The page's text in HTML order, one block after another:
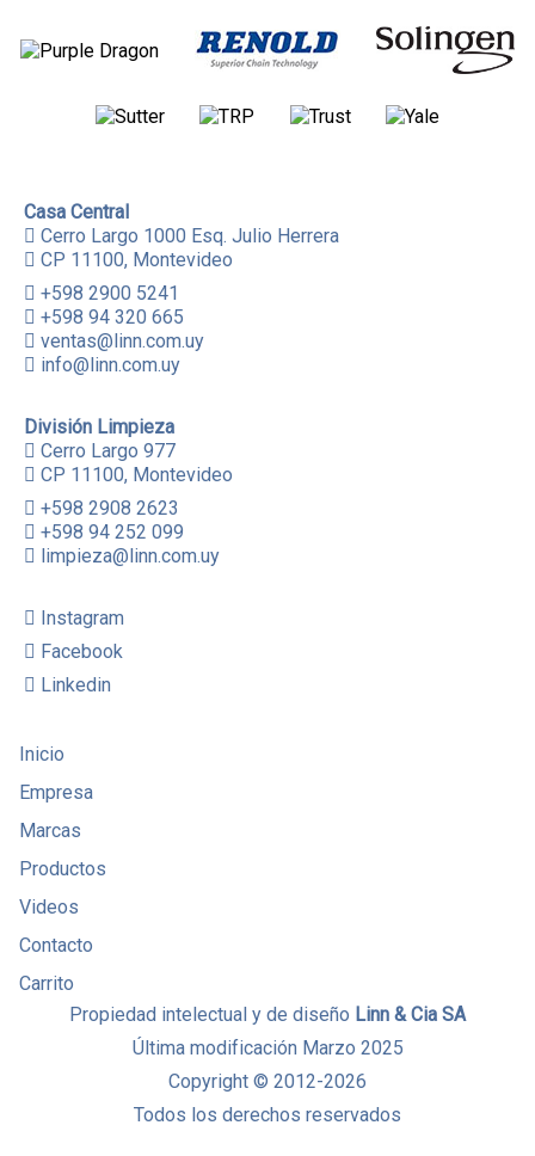
Casa Central
Cerro Largo 1000 Esq. Julio Herrera
CP 11100, Montevideo
+598 2900 5241
+598 94 320 665
ventas@linn.com.uy
info@linn.com.uy
División Limpieza
Cerro Largo 977
CP 11100, Montevideo
+598 2908 2623
+598 94 252 099
limpieza@linn.com.uy
Instagram
Facebook
Linkedin
Inicio
Empresa
Marcas
Productos
Videos
Contacto
Carrito
Propiedad intelectual y de diseño Linn & Cia SA
Última modificación Marzo 2025
Copyright © 2012-2026
Todos los derechos reservados